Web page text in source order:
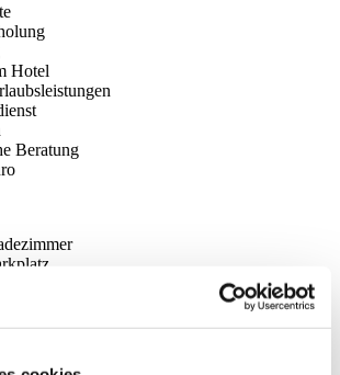
Hotel
Beratung
Toilette